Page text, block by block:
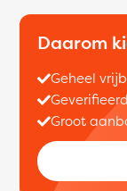
Daarom
Geheel
Groot